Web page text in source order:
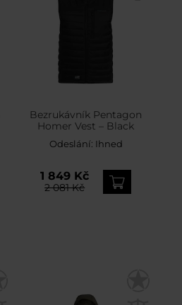
Bezrukávník Pentagon
Homer Vest – Black
Odeslání: Ihned
1 849 Kč
2 081 Kč